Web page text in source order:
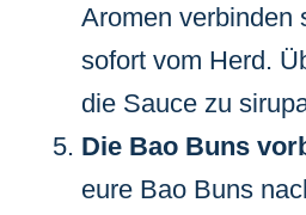
Aromen verbinden
sofort vom Herd.
die Sauce zu
Die Bao Buns
eure Bao Buns